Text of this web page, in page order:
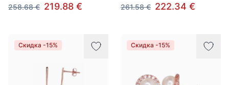
258.68 € 219.88 €
261.58 € 222.34 €
Скидка -15% Скидка -15%